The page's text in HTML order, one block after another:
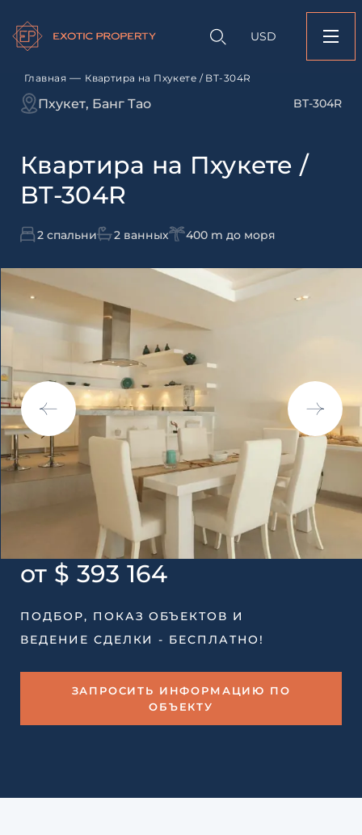
USD
Главная — Квартира на Пхукете / BT-304R
Пхукет, Банг Тао BT-304R
Квартира на Пхукете /
BT-304R
2 спальни 2 ванных 400 m до моря
от $ 393 164
ПОДБОР, ПОКАЗ ОБЪЕКТОВ И
ВЕДЕНИЕ СДЕЛКИ - БЕСПЛАТНО!
ЗАПРОСИТЬ ИНФОРМАЦИЮ ПО
ОБЪЕКТУ
Оставить
свяжется с вами
объекту
Квартира на
Оставьте заявку и
свяжется с вами
недвижимости